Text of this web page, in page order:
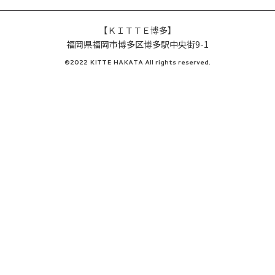
【ＫＩＴＴＥ博多】
福岡県福岡市博多区博多駅中央街9-1
©2022 KITTE HAKATA All rights reserved.